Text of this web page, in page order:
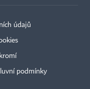
údajů
podmínky